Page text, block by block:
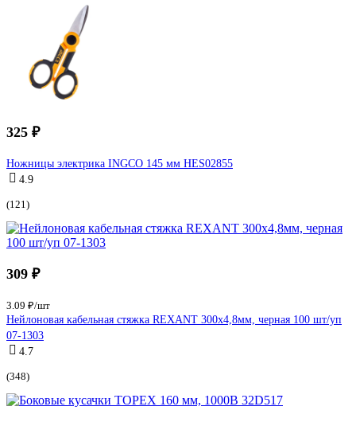
325 ₽
Ножницы электрика INGCO 145 мм HES02855
4.9
(121)
309 ₽
3.09 ₽/шт
Нейлоновая кабельная стяжка REXANT 300x4,8мм, черная 100 шт/уп
07-1303
4.7
(348)